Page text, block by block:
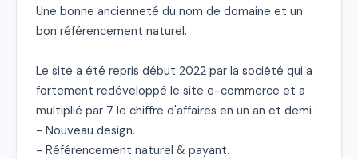
Une bonne ancienneté du nom de domaine et un
bon référencement naturel.
Le site a été repris début 2022 par la société qui a
fortement redéveloppé le site e-commerce et a
multiplié par 7 le chiffre d'affaires en un an et demi :
- Nouveau design.
- Référencement naturel & payant.